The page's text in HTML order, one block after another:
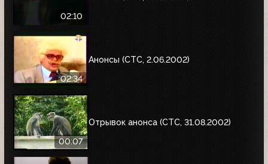
02:10
02:34
Анонсы (СТС, 2.06.2002)
00:07
Отрывок анонса (СТС, 31.08.2002)